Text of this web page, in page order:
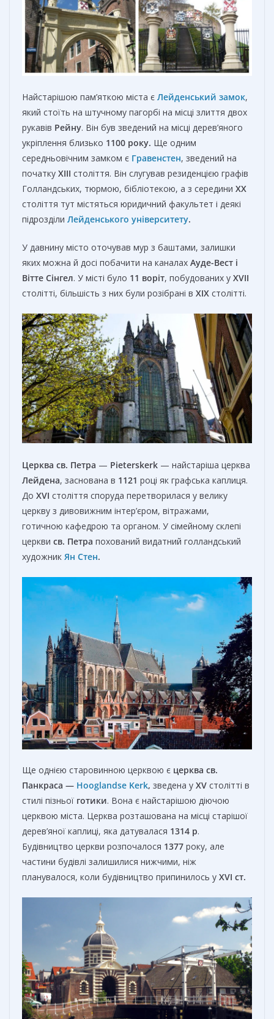
Найстарішою пам’яткою міста є Лейденський замок,
який стоїть на штучному пагорбі на місці злиття двох
рукавів Рейну. Він був зведений на місці дерев’яного
укріплення близько 1100 року. Ще одним
середньовічним замком є Гравенстен, зведений на
початку XIII століття. Він слугував резиденцією графів
Голландських, тюрмою, бібліотекою, а з середини XX
століття тут містяться юридичний факультет і деякі
підрозділи Лейденського університету.
У давнину місто оточував мур з баштами, залишки
яких можна й досі побачити на каналах Ауде-Вест і
Вітте Сінгел. У місті було 11 воріт, побудованих у XVII
столітті, більшість з них були розібрані в XIX столітті.
Церква св. Петра — Pieterskerk — найстаріша церква
Лейдена, заснована в 1121 році як графська каплиця.
До XVI століття споруда перетворилася у велику
церкву з дивовижним інтер’єром, вітражами,
готичною кафедрою та органом. У сімейному склепі
церкви св. Петра похований видатний голландський
художник Ян Стен.
Ще однією старовинною церквою є церква св.
Панкраса — Hooglandse Kerk, зведена у XV столітті в
стилі пізньої готики. Вона є найстарішою діючою
церквою міста. Церква розташована на місці старішої
дерев’яної каплиці, яка датувалася 1314 р.
Будівництво церкви розпочалося 1377 року, але
частини будівлі залишилися нижчими, ніж
планувалося, коли будівництво припинилось у XVI ст.